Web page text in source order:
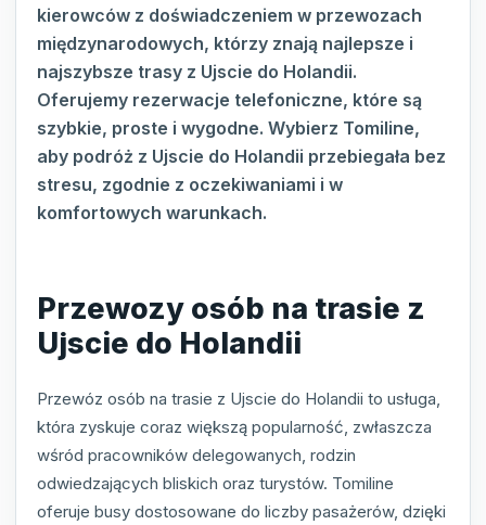
kierowców z doświadczeniem w przewozach
międzynarodowych, którzy znają najlepsze i
najszybsze trasy z Ujscie do Holandii.
Oferujemy rezerwacje telefoniczne, które są
szybkie, proste i wygodne. Wybierz Tomiline,
aby podróż z Ujscie do Holandii przebiegała bez
stresu, zgodnie z oczekiwaniami i w
komfortowych warunkach.
Przewozy osób na trasie z
Ujscie do Holandii
Przewóz osób na trasie z Ujscie do Holandii to usługa,
która zyskuje coraz większą popularność, zwłaszcza
wśród pracowników delegowanych, rodzin
odwiedzających bliskich oraz turystów. Tomiline
oferuje busy dostosowane do liczby pasażerów, dzięki